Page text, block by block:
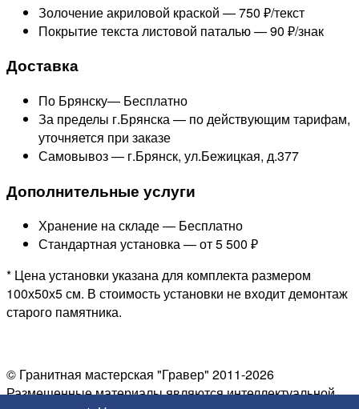
Золочение акриловой краской —750 ₽/текст
Покрытие текста листовой паталью —90 ₽/знак
Доставка
По Брянску— Бесплатно
За пределы г.Брянска — по действующим тарифам,
уточняется при заказе
Самовывоз — г.Брянск, ул.Бежицкая, д.377
Дополнительные услуги
Хранение на складе — Бесплатно
Стандартная установка —от 5 500 ₽
* Цена установки указана для комплекта размером
100х50х5 см. В стоимость установки не входит демонтаж
старого памятника.
© Гранитная мастерская "Гравер" 2011-2026
Размещенные материалы являются интеллектуальной